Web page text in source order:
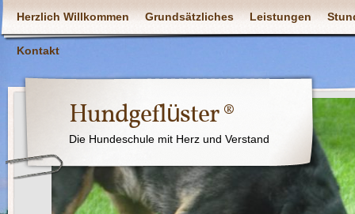
Herzlich Willkommen Grundsätzliches Leistungen
Kontakt
Hundgeflüster ®
Die Hundeschule mit Herz und Verstand